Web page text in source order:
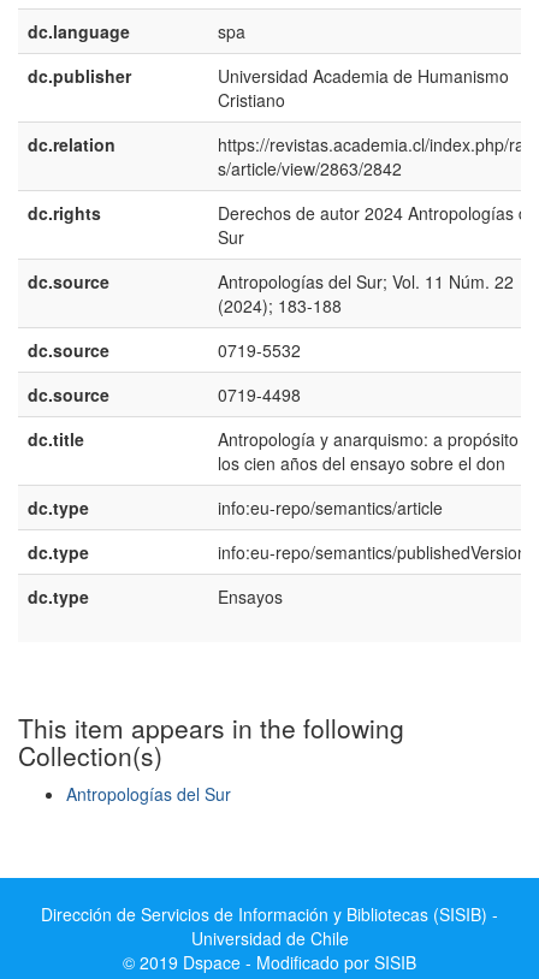
dc.language
spa
dc.publisher
Universidad Academia de Humanismo
Cristiano
dc.relation
https://revistas.academia.cl/index.php/
s/article/view/2863/2842
dc.rights
Derechos de autor 2024 Antropologías
Sur
dc.source
Antropologías del Sur; Vol. 11 Núm. 22
(2024); 183-188
dc.source
0719-5532
dc.source
0719-4498
dc.title
Antropología y anarquismo: a propósito
los cien años del ensayo sobre el don
dc.type
info:eu-repo/semantics/article
dc.type
info:eu-repo/semantics/publishedVersion
dc.type
Ensayos
This item appears in the following
Collection(s)
Antropologías del Sur
Dirección de Servicios de Información y Bibliotecas (SISIB) -
Universidad de Chile
© 2019 Dspace - Modificado por SISIB